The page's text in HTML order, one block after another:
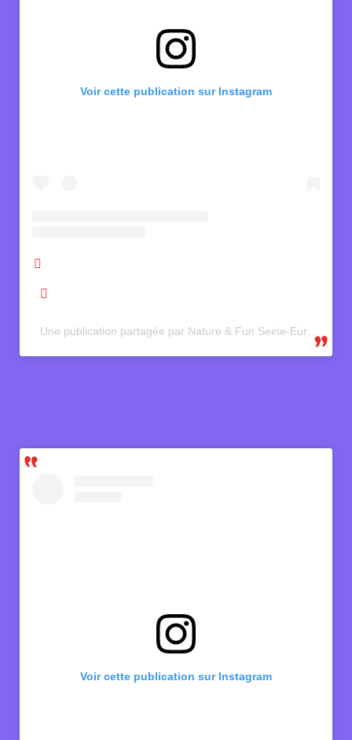
Voir cette publication sur Instagram
Voir cette publication sur Instagram